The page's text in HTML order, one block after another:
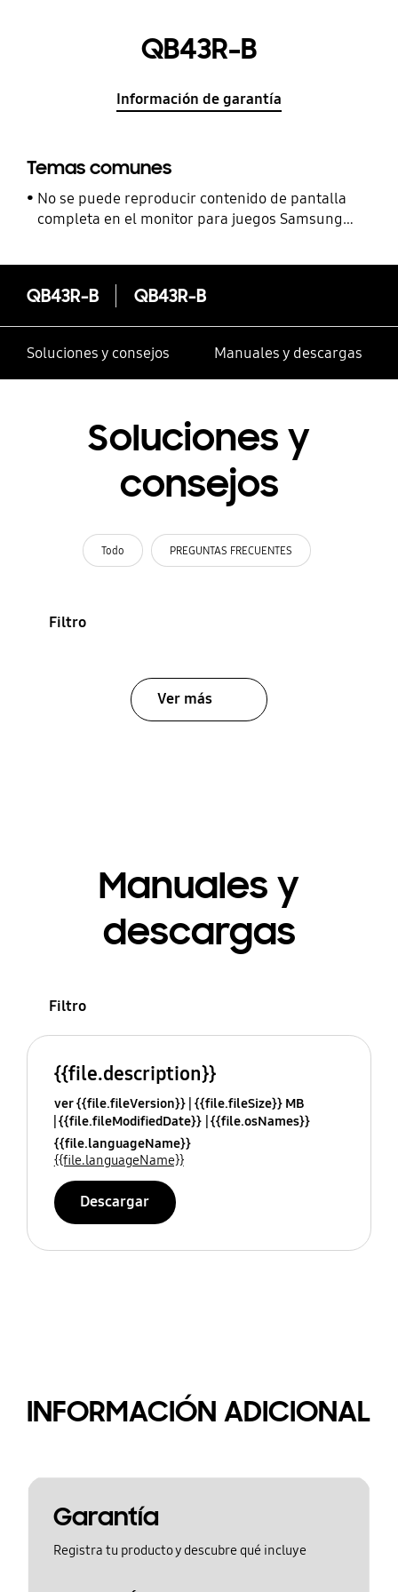
QB43R-B
Información de garantía
Temas comunes
No se puede reproducir contenido de pantalla
completa en el monitor para juegos Samsung
QB43R-B QB43R-B
Soluciones y consejos Manuales y descargas
Soluciones y
consejos
Todo PREGUNTAS FRECUENTES
Filtro
Ver más
Manuales y
descargas
Filtro
{{file.description}}
ver {{file.fileVersion}} {{file.fileSize}} MB
{{file.fileModifiedDate}} {{file.osNames}}
{{file.languageName}}
{{file.languageName}}
Descargar
INFORMACIÓN ADICIONAL
Garantía
Registra tu producto y descubre qué incluye